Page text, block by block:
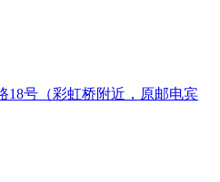
18号（彩虹桥附近，原邮电宾